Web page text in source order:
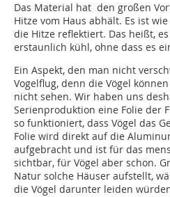
Das Material hat den großen
Hitze vom Haus abhält. Es ist
die Hitze reflektiert. Das heißt,
erstaunlich kühl, ohne dass es
Ein Aspekt, den man nicht
Vogelflug, denn die Vögel
nicht sehen. Wir haben uns
Serienproduktion eine Folie der
so funktioniert, dass Vögel das
Folie wird direkt auf die
aufgebracht und ist für das
sichtbar, für Vögel aber schon.
Natur solche Häuser aufstellt,
die Vögel darunter leiden